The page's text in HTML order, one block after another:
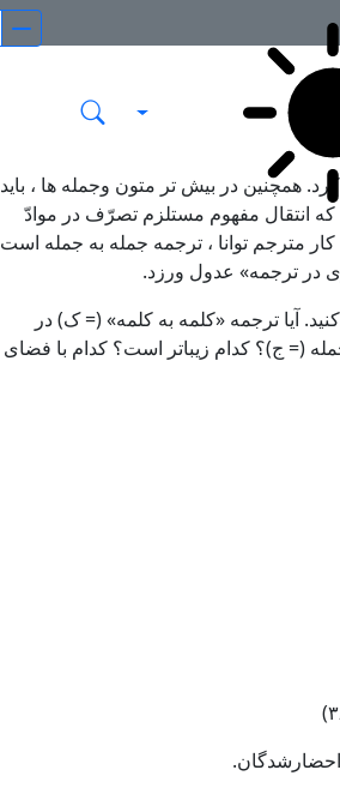
همچنین در بیش تر متون وجمله ها ، باید
که انتقال مفهوم مستلزم تصرّف در موادّ
مترجم توانا ، ترجمه جمله به جمله است
در ترجمه» عدول ورزد.
آیا ترجمه «کلمه به کلمه» (= ک) در
(= ج)؟ کدام زیباتر است؟ کدام با فضای
احضارشدگان.